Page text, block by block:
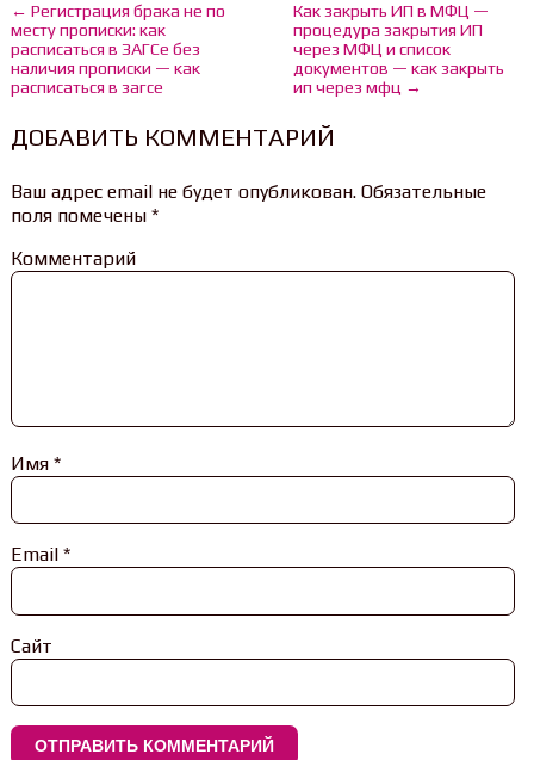
← Регистрация брака не по
месту прописки: как
расписаться в ЗАГСе без
наличия прописки — как
расписаться в загсе
Как закрыть ИП в МФЦ —
процедура закрытия ИП
через МФЦ и список
документов — как закрыть
ип через мфц →
ДОБАВИТЬ КОММЕНТАРИЙ
Ваш адрес email не будет опубликован.Обязательные
поля помечены *
Комментарий
Имя *
Email *
Сайт